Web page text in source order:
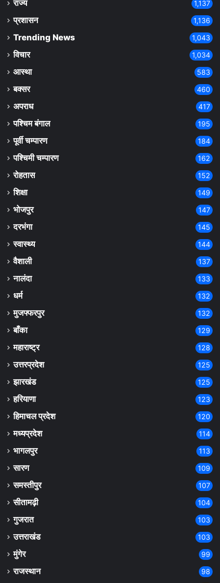
राज्य 1,137
प्रशासन 1,136
Trending News 1,043
विचार 1,034
आस्था 583
बक्सर 460
अपराध 417
पश्चिम बंगाल 195
पूर्वी चम्पारण 184
पश्चिमी चम्पारण 162
रोहतास 152
शिक्षा 149
भोजपुर 147
दरभंगा 145
स्वास्थ्य 144
वैशाली 137
नालंदा 133
धर्म 132
मुजफ्फरपुर 132
बाँका 129
महाराष्ट्र 128
उत्तरप्रदेश 125
झारखंड 125
हरियाणा 123
हिमाचल प्रदेश 120
मध्यप्रदेश 114
भागलपुर 113
सारण 109
समस्तीपुर 107
सीतामढ़ी 104
गुजरात 103
उत्तराखंड 103
मुंगेर 99
राजस्थान 98